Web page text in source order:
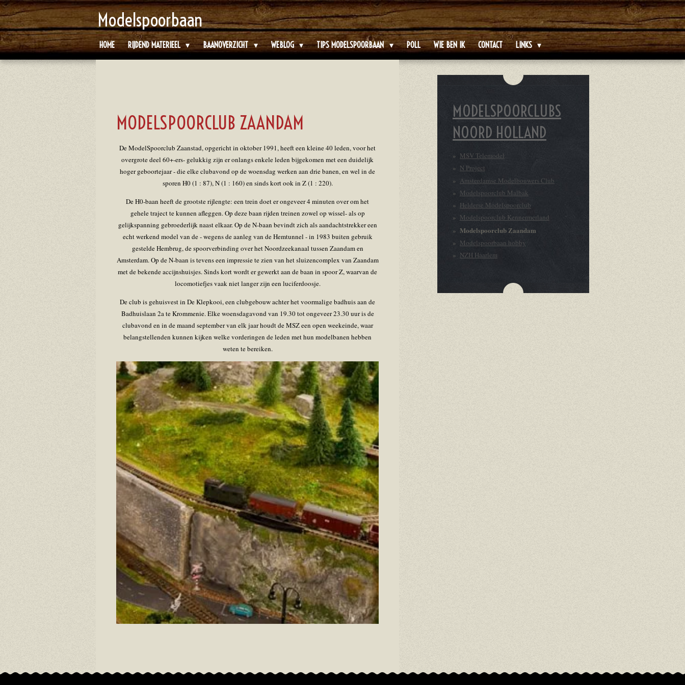
Ga
direct
naar
de
Modelspoorbaan
HOME RIJDEND MATERIEEL BAANOVERZICHT WEBLOG TIPS MODELSPOORBAAN POLL WIE BEN IK CONTACT LINKS
MODELSPOORCLUB ZAANDAM
De ModelSpoorclub Zaanstad, opgericht in oktober 1991, heeft een kleine 40 leden, voor het
overgrote deel 60+-ers- gelukkig zijn er onlangs enkele leden bijgekomen met een duidelijk
hoger geboortejaar - die elke clubavond op de woensdag werken aan drie banen, en wel in de
sporen H0 (1 : 87), N (1 : 160) en sinds kort ook in Z (1 : 220).
De H0-baan heeft de grootste rijlengte: een trein doet er ongeveer 4 minuten over om het
gehele traject te kunnen afleggen. Op deze baan rijden treinen zowel op wissel- als op
gelijkspanning gebroederlijk naast elkaar. Op de N-baan bevindt zich als aandachtstrekker een
echt werkend model van de - wegens de aanleg van de Hemtunnel - in 1983 buiten gebruik
gestelde Hembrug, de spoorverbinding over het Noordzeekanaal tussen Zaandam en
Amsterdam. Op de N-baan is tevens een impressie te zien van het sluizencomplex van Zaandam
met de bekende accijnshuisjes. Sinds kort wordt er gewerkt aan de baan in spoor Z, waarvan de
locomotiefjes vaak niet langer zijn een luciferdoosje.
De club is gehuisvest in De Klepkooi, een clubgebouw achter het voormalige badhuis aan de
Badhuislaan 2a te Krommenie. Elke woensdagavond van 19.30 tot ongeveer 23.30 uur is de
clubavond en in de maand september van elk jaar houdt de MSZ een open weekeinde, waar
belangstellenden kunnen kijken welke vorderingen de leden met hun modelbanen hebben
weten te bereiken.
MODELSPOORCLUBS
NOORD HOLLAND
MSV Telemodel
N Project
Amsterdamse Modelbouwers Club
Modelspoorclub Malbak
Helderse Modelspoorclub
Modelspoorclub Kennermerland
Modelspoorclub Zaandam
Modelspoorbaan hobby
NZH Haarlem